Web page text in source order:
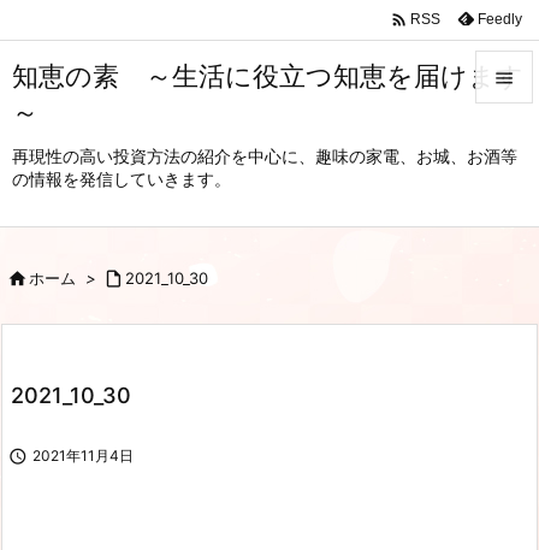
知恵の素 ～生活に役立つ知恵を届けます
～
再現性の高い投資方法の紹介を中心に、趣味の家電、お城、お酒等
の情報を発信していきます。

メニュ
 RSS Feedly
ホーム >  2021_10_30
2021_10_30
 2021年11月4日